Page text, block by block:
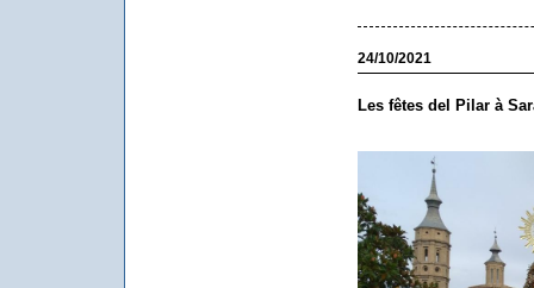
24/10/2021
Les fêtes del Pilar à